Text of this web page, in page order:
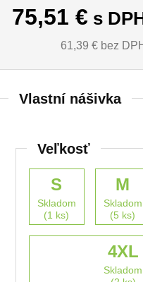
75,51 € s
61,39 € bez
Vlastní nášivka
Veľkosť
S
Skladom
(1 ks)
M
Skladom
(5 ks)
4XL
Skladom